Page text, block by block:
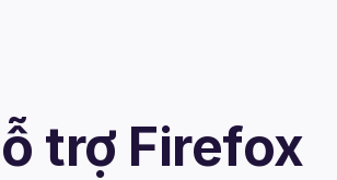
trợ Firefox